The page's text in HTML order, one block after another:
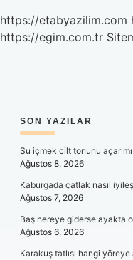
https://etabyazilim.com
https://egim.com.tr
SON YAZILAR
Su içmek cilt tonunu açar
Ağustos 8, 2026
Kaburgada çatlak nasıl
Ağustos 7, 2026
Baş nereye giderse ayakta
Ağustos 6, 2026
Karakuş tatlısı hangi yöreye